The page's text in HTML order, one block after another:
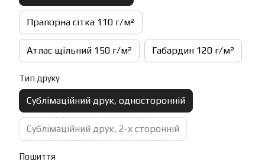
Прапорна сітка 110 г/м²
Атлас щільний 150 г/м² Габардин 120 г/м²
Тип друку
Сублімаційний друк, односторонній
Сублімаційний друк, 2-х сторонній
Пошиття